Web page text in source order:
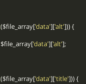
($file_array['data']['alt'
])) {
'data']['alt' ];
($file_array['data']['title'
])) {